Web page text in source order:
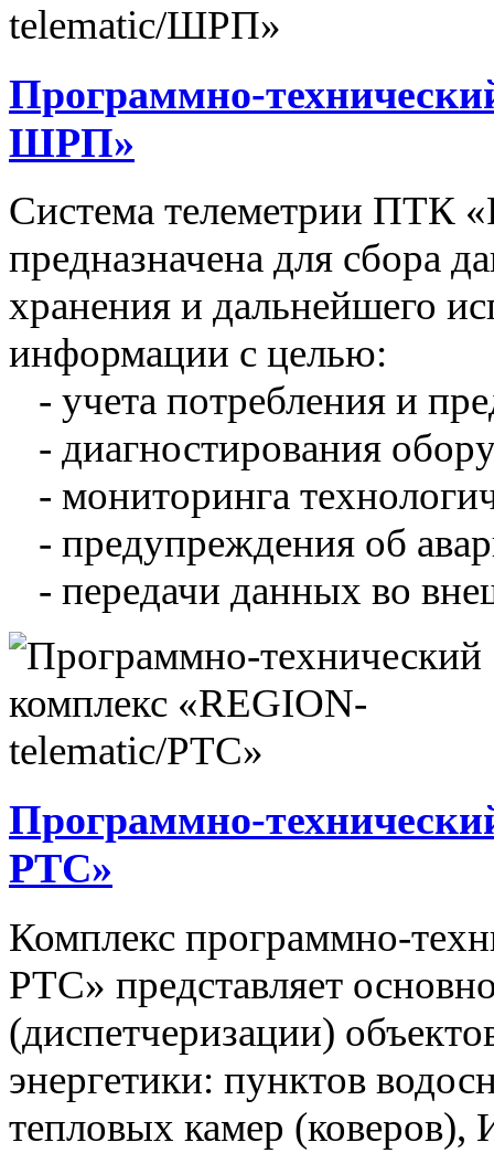
Программно-
ШРП»
Система телеметрии ПТК
предназначена для сбора
хранения и дальнейшего
информации с целью:
- учета потребления и
- диагностирования
- мониторинга
- предупреждения об
- передачи данных во
Программно-
РТС»
Комплекс программно-
РТС» представляет
(диспетчеризации)
энергетики: пунктов
тепловых камер